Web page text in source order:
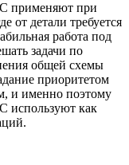
применяют при
от детали требуется
работа под
задачи по
общей схемы
приоритетом
и именно поэтому
используют как